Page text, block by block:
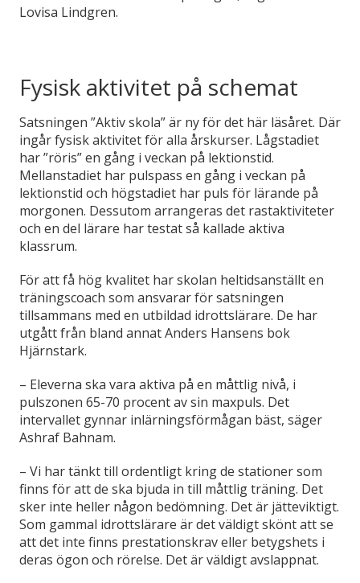
Lovisa Lindgren.
Fysisk aktivitet på schemat
Satsningen ”Aktiv skola” är ny för det här läsåret. Där
ingår fysisk aktivitet för alla årskurser. Lågstadiet
har ”röris” en gång i veckan på lektionstid.
Mellanstadiet har pulspass en gång i veckan på
lektionstid och högstadiet har puls för lärande på
morgonen. Dessutom arrangeras det rastaktiviteter
och en del lärare har testat så kallade aktiva
klassrum.
För att få hög kvalitet har skolan heltidsanställt en
träningscoach som ansvarar för satsningen
tillsammans med en utbildad idrottslärare. De har
utgått från bland annat Anders Hansens bok
Hjärnstark.
– Eleverna ska vara aktiva på en måttlig nivå, i
pulszonen 65-70 procent av sin maxpuls. Det
intervallet gynnar inlärningsförmågan bäst, säger
Ashraf Bahnam.
– Vi har tänkt till ordentligt kring de stationer som
finns för att de ska bjuda in till måttlig träning. Det
sker inte heller någon bedömning. Det är jätteviktigt.
Som gammal idrottslärare är det väldigt skönt att se
att det inte finns prestationskrav eller betygshets i
deras ögon och rörelse. Det är väldigt avslappnat.